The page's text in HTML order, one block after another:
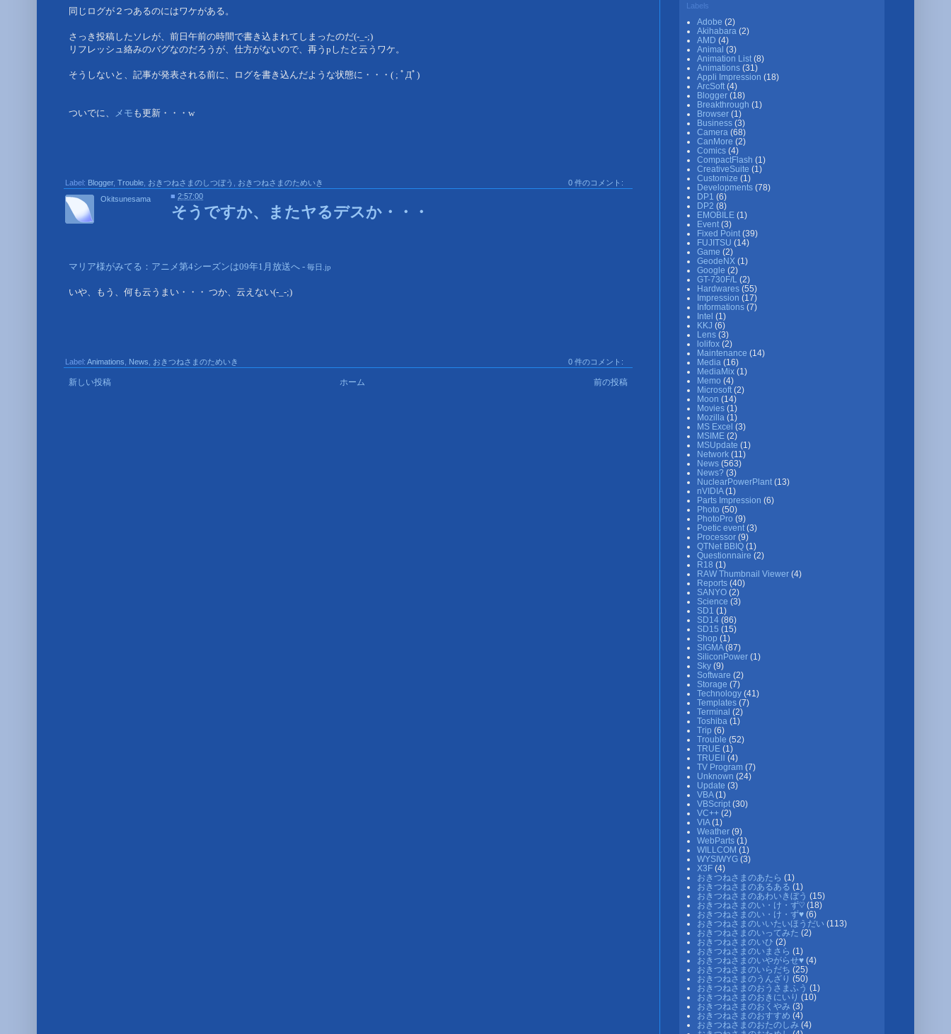
同じログが２つあるのにはワケがある。
さっき投稿したソレが、前日午前の時間で書き込まれてしまったのだ(-_-;)
リフレッシュ絡みのバグなのだろうが、仕方がないので、再うpしたと云うワケ。
そうしないと、記事が発表される前に、ログを書き込んだような状態に・・・( ; ﾟДﾟ)
ついでに、 メモ も更新・・・w
0 件のコメント:
Label: Blogger, Trouble おきつねさまのしつぼう おきつねさまのためいき
そうですか、またヤるデスか・・・
マリア様がみてる：アニメ第4シーズンは09年1月放送へ - 毎日.jp
いや、もう、何も云うまい・・・ つか、云えない(-_-;)
Okitsunesama ■2:57:00
0 件のコメント:
Label: Animations News おきつねさまのためいき
新しい投稿 前の投稿
ホーム
Labels
Adobe (2)
Akihabara (2)
AMD (4)
Animal (3)
Animation List (8)
Animations (31)
Appli Impression (18)
ArcSoft (4)
Blogger (18)
Breakthrough (1)
Browser (1)
Business (3)
Camera (68)
CanMore (2)
Comics (4)
CompactFlash (1)
CreativeSuite (1)
Customize (1)
Developments (78)
DP1 (6)
DP2 (8)
EMOBILE (1)
Event (3)
Fixed Point (39)
FUJITSU (14)
Game (2)
GeodeNX (1)
Google (2)
GT-730F/L (2)
Hardwares (55)
Impression (17)
Informations (7)
Intel (1)
KKJ (6)
Lens (3)
lolifox (2)
Maintenance (14)
Media (16)
MediaMix (1)
Memo (4)
Microsoft (2)
Moon (14)
Movies (1)
Mozilla (1)
MS Excel (3)
MSIME (2)
MSUpdate (1)
Network (11)
News (563)
News? (3)
NuclearPowerPlant (13)
nVIDIA(1)
Parts Impression (6)
Photo (50)
PhotoPro (9)
Poetic event (3)
Processor (9)
QTNet BBIQ (1)
Questionnaire (2)
R18 (1)
RAW Thumbnail Viewer (4)
Reports (40)
SANYO (2)
Science (3)
SD1 (1)
SD14 (86)
SD15 (15)
Shop (1)
SIGMA(87)
SiliconPower (1)
Sky (9)
Software (2)
Storage (7)
Technology (41)
Templates (7)
Terminal (2)
Toshiba (1)
Trip (6)
Trouble (52)
TRUE (1)
TRUEⅡ (4)
TV Program (7)
Unknown (24)
Update (3)
VBA(1)
VBScript (30)
VC++ (2)
VIA(1)
Weather (9)
WebParts (1)
WILLCOM (1)
WYSIWYG (3)
X3F (4)
おきつねさまのあたら (1)
おきつねさまのあるある (1)
おきつねさまのあわいきぼう (15)
おきつねさまのい・け・ず♡ (18)
おきつねさまのい・け・ず♥ (6)
おきつねさまのいいたいほうだい (113)
おきつねさまのいってみた (2)
おきつねさまのいひ (2)
おきつねさまのいまさら (1)
おきつねさまのいやがらせ♥ (4)
おきつねさまのいらだち (25)
おきつねさまのうんざり (50)
おきつねさまのおうさまふう (1)
おきつねさまのおきにいり (10)
おきつねさまのおくやみ (3)
おきつねさまのおすすめ (4)
おきつねさまのおたのしみ (4)